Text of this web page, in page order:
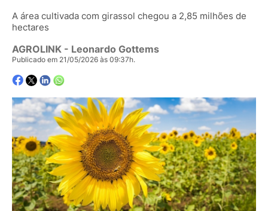
A área cultivada com girassol chegou a 2,85 milhões de
hectares
AGROLINK - Leonardo Gottems
Publicado em 21/05/2026 às 09:37h.